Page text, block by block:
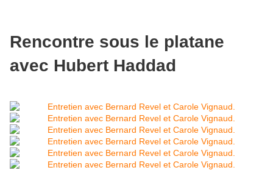
Rencontre sous le platane
avec Hubert Haddad